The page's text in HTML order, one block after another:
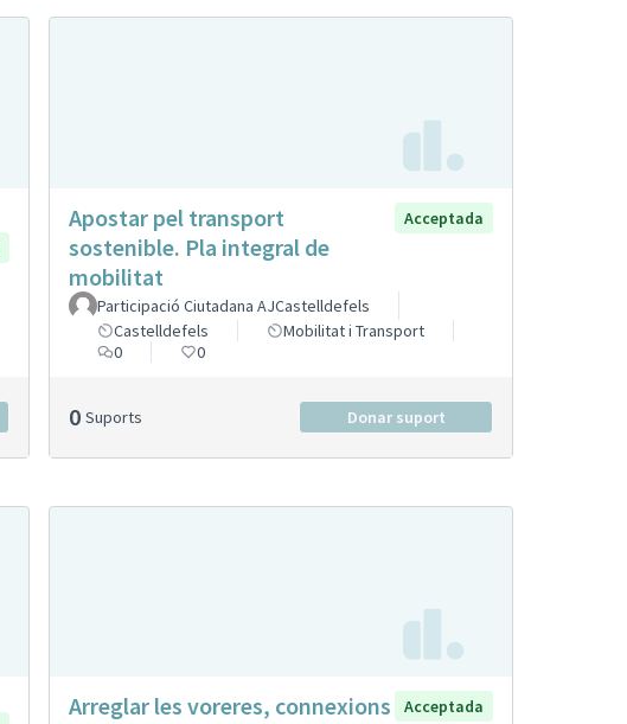
Apostar pel transport
sostenible. Pla integral de
mobilitat
Acceptada
Participació Ciutadana AJCastelldefels
Castelldefels
Mobilitat i Transport
0
0
0 Suports Donar suport
Arreglar les voreres, connexions
Acceptada